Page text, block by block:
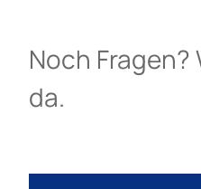
Noch Fragen?
da.